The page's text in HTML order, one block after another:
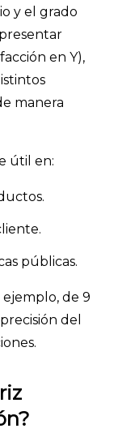
y el grado
en Y),
manera
útil en:
públicas.
de 9
del